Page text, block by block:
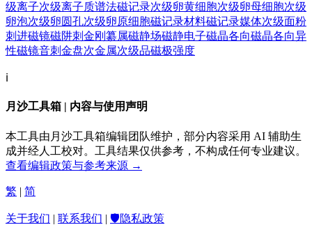
级离子次级离子质谱法磁记录次级卵黄细胞次级卵母细胞次级
卵泡次级卵圆孔次级卵原细胞磁记录材料磁记录媒体次级面粉
刺进磁镜磁阱刺金刚纂属磁静场磁静电子磁晶各向磁晶各向异
性磁镜音刺金盘次金属次级品磁极强度
ℹ️
月沙工具箱 | 内容与使用声明
本工具由月沙工具箱编辑团队维护，部分内容采用 AI 辅助生
成并经人工校对。工具结果仅供参考，不构成任何专业建议。
查看编辑政策与参考来源 →
繁 | 简
关于我们 | 联系我们 | 🛡️隐私政策